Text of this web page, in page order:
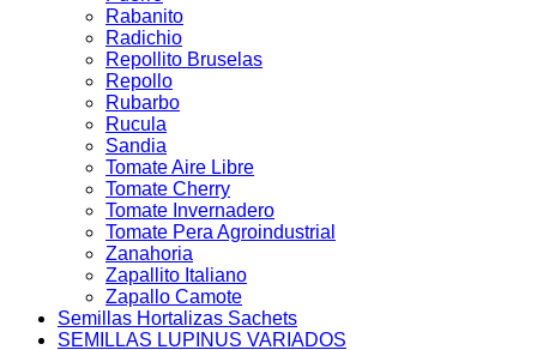
Rabanito
Radichio
Repollito Bruselas
Repollo
Rubarbo
Rucula
Sandia
Tomate Aire Libre
Tomate Cherry
Tomate Invernadero
Tomate Pera Agroindustrial
Zanahoria
Zapallito Italiano
Zapallo Camote
Semillas Hortalizas Sachets
SEMILLAS LUPINUS VARIADOS